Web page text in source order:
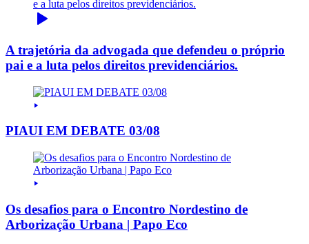
A trajetória da advogada que defendeu o próprio
pai e a luta pelos direitos previdenciários.
PIAUI EM DEBATE 03/08
Os desafios para o Encontro Nordestino de
Arborização Urbana | Papo Eco